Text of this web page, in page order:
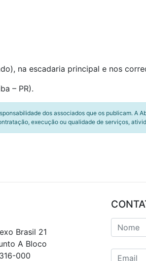
na escadaria principal e nos
– PR).
dos associados que os publicam. A
execução ou qualidade de serviços,
Brasil 21
A Bloco
000